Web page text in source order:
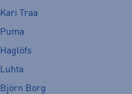
Kari Traa
Puma
Haglöfs
Luhta
Björn Borg